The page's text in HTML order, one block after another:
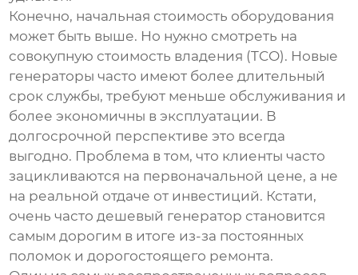
Конечно, начальная стоимость оборудования
может быть выше. Но нужно смотреть на
совокупную стоимость владения (TCO). Новые
генераторы часто имеют более длительный
срок службы, требуют меньше обслуживания и
более экономичны в эксплуатации. В
долгосрочной перспективе это всегда
выгодно. Проблема в том, что клиенты часто
зацикливаются на первоначальной цене, а не
на реальной отдаче от инвестиций. Кстати,
очень часто дешевый генератор становится
самым дорогим в итоге из-за постоянных
поломок и дорогостоящего ремонта.